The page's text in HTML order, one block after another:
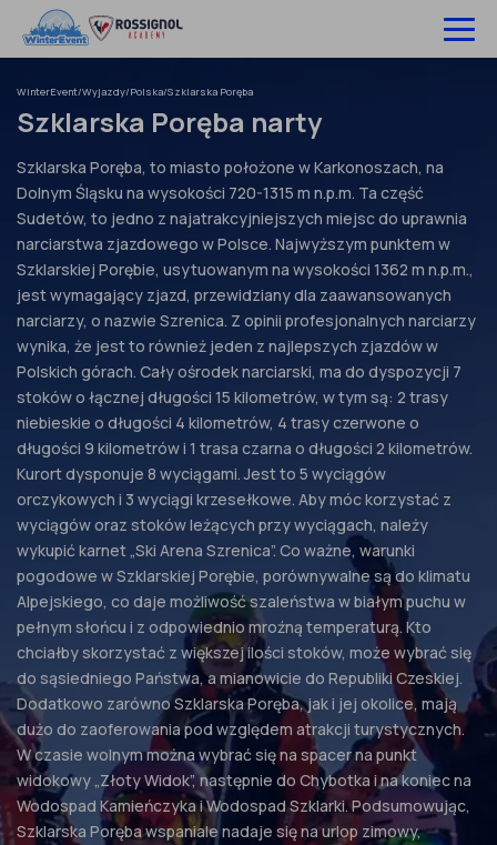
treści
Wyjazdy na narty
Szkolenia
Ubezpieczenie
O nas
Infolinia:52 307 66 88
Zaloguj się
WinterEvent/Wyjazdy/Polska/Szklarska Poręba
Szklarska Poręba narty
Szklarska Poręba, to miasto położone w Karkonoszach, na
Dolnym Śląsku na wysokości 720-1315 m n.p.m. Ta część
Sudetów, to jedno z najatrakcyjniejszych miejsc do uprawnia
narciarstwa zjazdowego w Polsce. Najwyższym punktem w
Szklarskiej Porębie, usytuowanym na wysokości 1362 m n.p.m.,
jest wymagający zjazd, przewidziany dla zaawansowanych
narciarzy, o nazwie Szrenica. Z opinii profesjonalnych narciarzy
wynika, że jest to również jeden z najlepszych zjazdów w
Polskich górach. Cały ośrodek narciarski, ma do dyspozycji 7
stoków o łącznej długości 15 kilometrów, w tym są: 2 trasy
niebieskie o długości 4 kilometrów, 4 trasy czerwone o
długości 9 kilometrów i 1 trasa czarna o długości 2 kilometrów.
Kurort dysponuje 8 wyciągami. Jest to 5 wyciągów
orczykowych i 3 wyciągi krzesełkowe. Aby móc korzystać z
wyciągów oraz stoków leżących przy wyciągach, należy
wykupić karnet „Ski Arena Szrenica”. Co ważne, warunki
pogodowe w Szklarskiej Porębie, porównywalne są do klimatu
Alpejskiego, co daje możliwość szaleństwa w białym puchu w
pełnym słońcu i z odpowiednio mroźną temperaturą. Kto
chciałby skorzystać z większej ilości stoków, może wybrać się
do sąsiedniego Państwa, a mianowicie do Republiki Czeskiej.
Dodatkowo zarówno Szklarska Poręba, jak i jej okolice, mają
dużo do zaoferowania pod względem atrakcji turystycznych.
W czasie wolnym można wybrać się na spacer na punkt
widokowy „Złoty Widok”, następnie do Chybotka i na koniec na
Wodospad Kamieńczyka i Wodospad Szklarki. Podsumowując,
Szklarska Poręba wspaniale nadaje się na urlop zimowy,